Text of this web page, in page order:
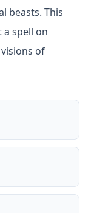
beasts. This
spell on
of